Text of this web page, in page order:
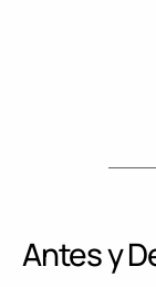
Antes y